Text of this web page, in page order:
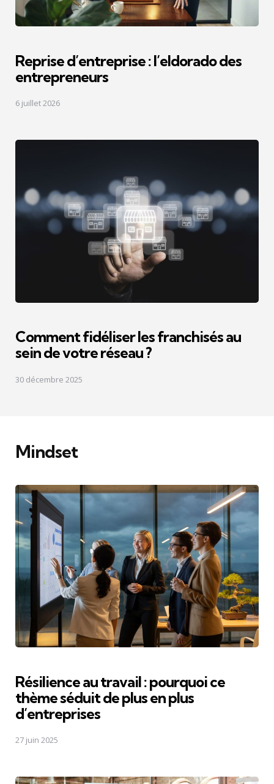
Reprise d’entreprise : l’eldorado des
entrepreneurs
6 juillet 2026
Comment fidéliser les franchisés au
sein de votre réseau ?
30 décembre 2025
Mindset
Résilience au travail : pourquoi ce
thème séduit de plus en plus
d’entreprises
27 juin 2025